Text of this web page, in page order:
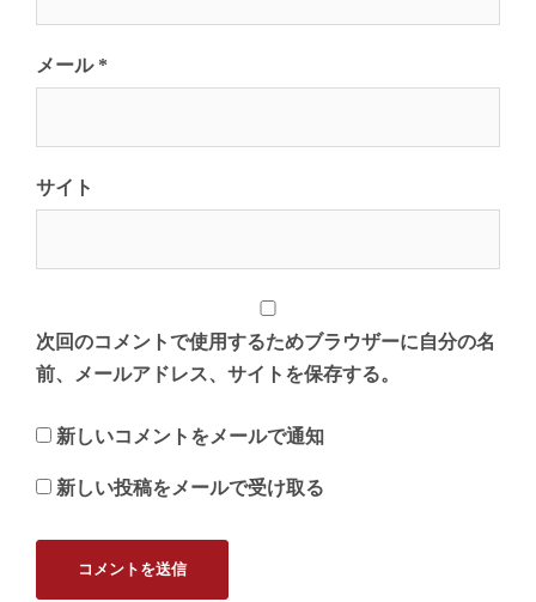
メール *
サイト
次回のコメントで使用するためブラウザーに自分の名
前、メールアドレス、サイトを保存する。
新しいコメントをメールで通知
新しい投稿をメールで受け取る